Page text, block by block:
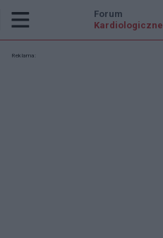
Forum
Kardiologiczne
Reklama: